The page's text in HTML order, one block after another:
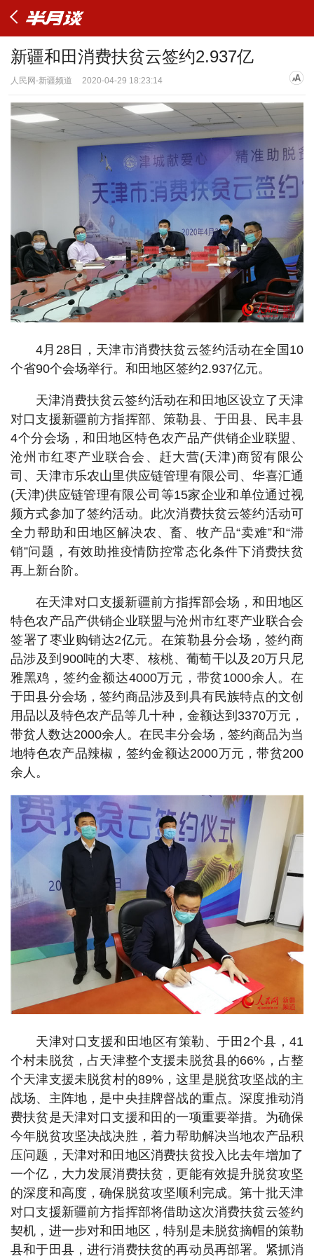
新疆和田消费扶贫云签约2.937亿
人民网-新疆频道 2020-04-29 18:23:14
4月28日，天津市消费扶贫云签约活动在全国10
个省90个会场举行。和田地区签约2.937亿元。
天津消费扶贫云签约活动在和田地区设立了天津
对口支援新疆前方指挥部、策勒县、于田县、民丰县
4个分会场，和田地区特色农产品产供销企业联盟、
沧州市红枣产业联合会、赶大营(天津)商贸有限公
司、天津市乐农山里供应链管理有限公司、华喜汇通
(天津)供应链管理有限公司等15家企业和单位通过视
频方式参加了签约活动。此次消费扶贫云签约活动可
全力帮助和田地区解决农、畜、牧产品“卖难”和“滞
销”问题，有效助推疫情防控常态化条件下消费扶贫
再上新台阶。
在天津对口支援新疆前方指挥部会场，和田地区
特色农产品产供销企业联盟与沧州市红枣产业联合会
签署了枣业购销达2亿元。在策勒县分会场，签约商
品涉及到900吨的大枣、核桃、葡萄干以及20万只尼
雅黑鸡，签约金额达4000万元，带贫1000余人。在
于田县分会场，签约商品涉及到具有民族特点的文创
用品以及特色农产品等几十种，金额达到3370万元，
带贫人数达2000余人。在民丰分会场，签约商品为当
地特色农产品辣椒，签约金额达2000万元，带贫200
余人。
天津对口支援和田地区有策勒、于田2个县，41
个村未脱贫，占天津整个支援未脱贫县的66%，占整
个天津支援未脱贫村的89%，这里是脱贫攻坚战的主
战场、主阵地，是中央挂牌督战的重点。深度推动消
费扶贫是天津对口支援和田的一项重要举措。为确保
今年脱贫攻坚决战决胜，着力帮助解决当地农产品积
压问题，天津对和田地区消费扶贫投入比去年增加了
一个亿，大力发展消费扶贫，更能有效提升脱贫攻坚
的深度和高度，确保脱贫攻坚顺利完成。第十批天津
对口支援新疆前方指挥部将借助这次消费扶贫云签约
契机，进一步对和田地区，特别是未脱贫摘帽的策勒
县和于田县，进行消费扶贫的再动员再部署。紧抓消